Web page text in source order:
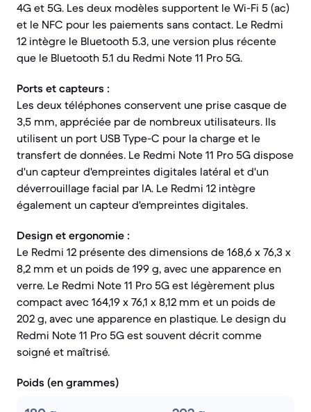
4G et 5G. Les deux modèles supportent le Wi-Fi 5 (ac)
et le NFC pour les paiements sans contact. Le Redmi
12 intègre le Bluetooth 5.3, une version plus récente
que le Bluetooth 5.1 du Redmi Note 11 Pro 5G.
Ports et capteurs :
Les deux téléphones conservent une prise casque de
3,5 mm, appréciée par de nombreux utilisateurs. Ils
utilisent un port USB Type-C pour la charge et le
transfert de données. Le Redmi Note 11 Pro 5G dispose
d'un capteur d'empreintes digitales latéral et d'un
déverrouillage facial par IA. Le Redmi 12 intègre
également un capteur d'empreintes digitales.
Design et ergonomie :
Le Redmi 12 présente des dimensions de 168,6 x 76,3 x
8,2 mm et un poids de 199 g, avec une apparence en
verre. Le Redmi Note 11 Pro 5G est légèrement plus
compact avec 164,19 x 76,1 x 8,12 mm et un poids de
202 g, avec une apparence en plastique. Le design du
Redmi Note 11 Pro 5G est souvent décrit comme
soigné et maîtrisé.
Poids (en grammes)